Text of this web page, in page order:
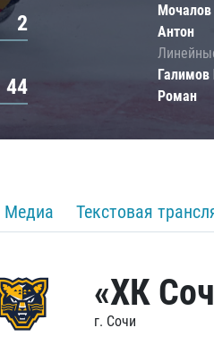
2
44
Антон
Галимов
Роман
Медиа Текстовая
«ХК
г. Сочи